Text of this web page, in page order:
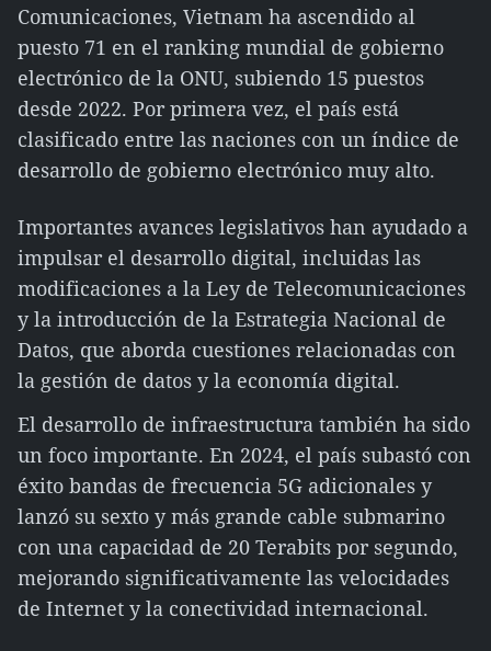
Comunicaciones, Vietnam ha ascendido al
puesto 71 en el ranking mundial de gobierno
electrónico de la ONU, subiendo 15 puestos
desde 2022. Por primera vez, el país está
clasificado entre las naciones con un índice de
desarrollo de gobierno electrónico muy alto.
Importantes avances legislativos han ayudado a
impulsar el desarrollo digital, incluidas las
modificaciones a la Ley de Telecomunicaciones
y la introducción de la Estrategia Nacional de
Datos, que aborda cuestiones relacionadas con
la gestión de datos y la economía digital.
El desarrollo de infraestructura también ha sido
un foco importante. En 2024, el país subastó con
éxito bandas de frecuencia 5G adicionales y
lanzó su sexto y más grande cable submarino
con una capacidad de 20 Terabits por segundo,
mejorando significativamente las velocidades
de Internet y la conectividad internacional.